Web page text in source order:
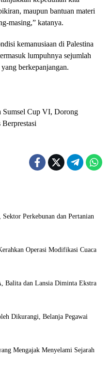
maupun bantuan materi
masing,” katanya.
kemanusiaan di Palestina
lumpuhnya sejumlah
berkepanjangan.
Sumsel Cup VI, Dorong
Perkebunan dan Pertanian
Operasi Modifikasi Cuaca
Balita dan Lansia Diminta Ekstra
Dikurangi, Belanja Pegawai
Mengajak Menyelami Sejarah